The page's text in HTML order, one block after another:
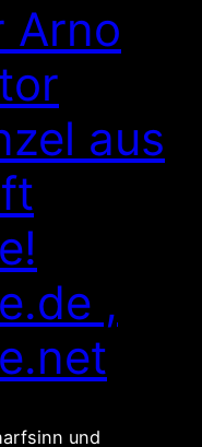
Arno
aus
,
und